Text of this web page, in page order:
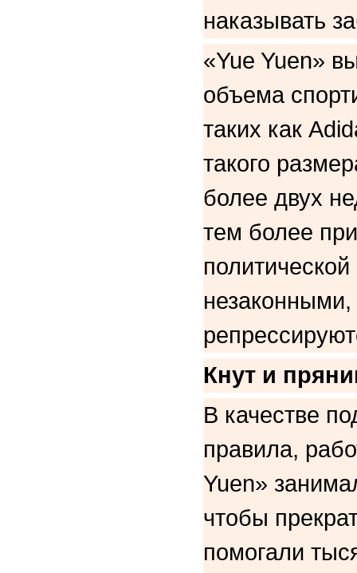
наказывать
«Yue Yuen»
объема
таких как
такого
более двух
тем более
Кнут и
В качестве
правила,
Yuen»
чтобы
помогали